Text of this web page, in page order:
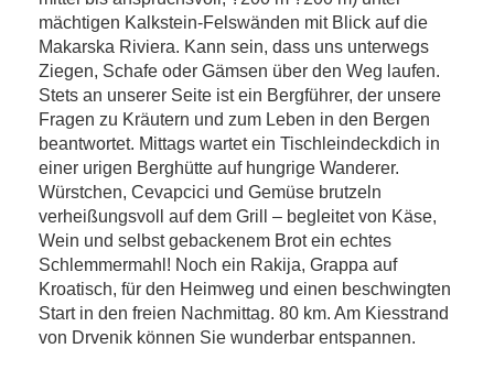
mächtigen Kalkstein-Felswänden mit Blick auf die
Makarska Riviera. Kann sein, dass uns unterwegs
Ziegen, Schafe oder Gämsen über den Weg laufen.
Stets an unserer Seite ist ein Bergführer, der unsere
Fragen zu Kräutern und zum Leben in den Bergen
beantwortet. Mittags wartet ein Tischleindeckdich in
einer urigen Berghütte auf hungrige Wanderer.
Würstchen, Cevapcici und Gemüse brutzeln
verheißungsvoll auf dem Grill – begleitet von Käse,
Wein und selbst gebackenem Brot ein echtes
Schlemmermahl! Noch ein Rakija, Grappa auf
Kroatisch, für den Heimweg und einen beschwingten
Start in den freien Nachmittag. 80 km. Am Kiesstrand
von Drvenik können Sie wunderbar entspannen.